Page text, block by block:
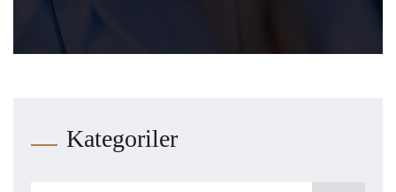
Kategoriler